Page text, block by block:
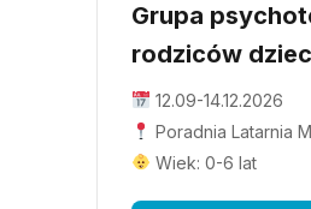
Grupa
rodziców
12.09-14.12.2026
Poradnia Latarnia
Wiek: 0-6 lat